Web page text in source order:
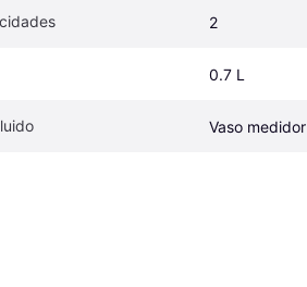
2
0.7 L
Vaso medidor